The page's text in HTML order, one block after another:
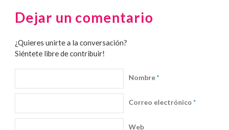
Dejar un comentario
¿Quieres unirte a la conversación?
Siéntete libre de contribuir!
Nombre*
Correo electrónico *
Web